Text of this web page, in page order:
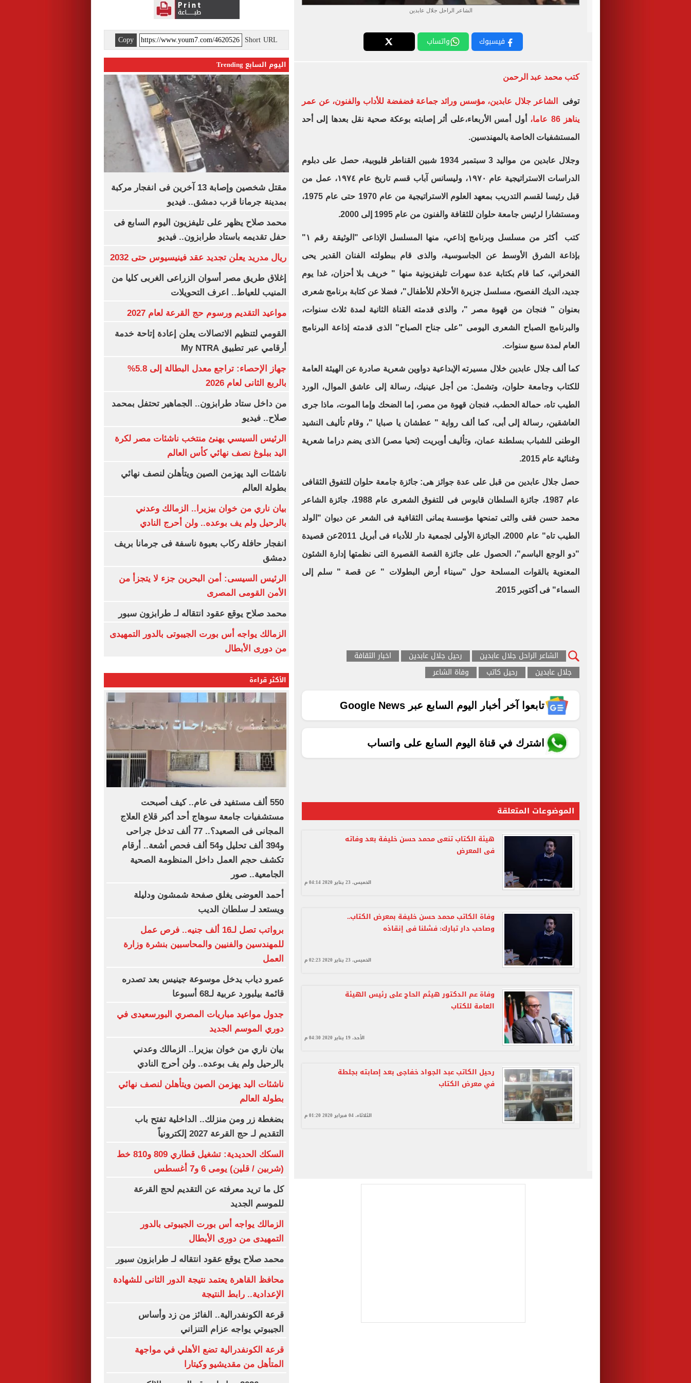
الشاعر الراحل جلال عابدين
فيسبوك واتساب
كتب محمد عبد الرحمن
توفى الشاعر جلال عابدين، مؤسس ورائد جماعة فضفضة للأداب والفنون، عن عمر
يناهز 86 عاما، أول أمس الأربعاء،على أثر إصابته بوعكة صحية نقل بعدها إلى أحد
المستشفيات الخاصة بالمهندسين.
وجلال عابدين من مواليد 3 سبتمبر 1934 شبين القناطر قليوبية، حصل على دبلوم
الدراسات الاستراتيجية عام ١٩٧٠، وليسانس آباب قسم تاريخ عام ١٩٧٤، عمل من
قبل رئيسا لقسم التدريب بمعهد العلوم الاستراتيجية من عام 1970 حتى عام 1975،
ومستشارا لرئيس جامعة حلوان للثقافة والفنون من عام 1995 إلى 2000.
كتب أكثر من مسلسل وبرنامج إذاعي، منها المسلسل الإذاعى "الوثيقة رقم ١"
بإذاعة الشرق الأوسط عن الجاسوسية، والذى قام ببطولته الفنان القدير يحى
الفخراني، كما قام بكتابة عدة سهرات تليفزيونية منها " خريف بلا أحزان، غدا يوم
جديد، الديك الفصيح، مسلسل جزيرة الأحلام للأطفال"، فضلا عن كتابة برنامج شعرى
بعنوان " فنجان من قهوة مصر "، والذى قدمته القناة الثانية لمدة ثلاث سنوات،
والبرنامج الصباح الشعرى اليومى "على جناح الصباح" الذى قدمته إذاعة البرنامج
العام لمدة سبع سنوات.
كما ألف جلال عابدين خلال مسيرته الإبداعية دواوين شعرية صادرة عن الهيئة العامة
للكتاب وجامعة حلوان، وتشمل: من أجل عينيك، رسالة إلى عاشق الموال، الورد
الطيب تاه، حمالة الحطب، فنجان قهوة من مصر، إما الضحك وإما الموت، ماذا جرى
العاشقين، رسالة إلى أبى، كما ألف رواية " عطشان يا صبايا "، وقام تأليف النشيد
الوطنى للشباب بسلطنة عمان، وتأليف أوبريت (تحيا مصر) الذى يضم دراما شعرية
وغنائية عام 2015.
حصل جلال عابدين من قبل على عدة جوائز هى: جائزة جامعة حلوان للتفوق الثقافى
عام 1987، جائزة السلطان قابوس فى للتفوق الشعرى عام 1988، جائزة الشاعر
محمد حسن فقى والتى تمنحها مؤسسة يمانى الثقافية فى الشعر عن ديوان "الولد
الطيب تاه" عام 2000، الجائزة الأولى لجمعية دار للأدباء فى أبريل 2011عن قصيدة
"دو الوجع الباسم"، الحصول على جائزة القصة القصيرة التى نظمتها إدارة الشئون
المعنوية بالقوات المسلحة حول "سيناء أرض البطولات " عن قصة " سلم إلى
السماء" فى أكتوبر 2015.
الشاعر الراحل جلال عابدين رحيل جلال عابدين
اخبار الثقافة
جلال عابدين
رحيل كاتب وفاة الشاعر
تابعوا آخر أخبار اليوم السابع عبر Google News
اشترك في قناة اليوم السابع على واتساب
الموضوعات المتعلقة
هيئة الكتاب تنعى محمد حسن خليفة بعد وفاته
فى المعرض
الخميس، 23 يناير 2020 04:14 م
وفاة الكاتب محمد حسن خليفة بمعرض الكتاب..
وصاحب دار تبارك: فشلنا فى إنقاذه
الخميس، 23 يناير 2020 02:23 م
وفاة عم الدكتور هيثم الحاج على رئيس الهيئة
العامة للكتاب
الأحد، 19 يناير 2020 04:30 م
رحيل الكاتب عبد الجواد خفاجى بعد إصابته بجلطة
في معرض الكتاب
الثلاثاء، 04 فبراير 2020 01:20 م
Short URL
Copy
اليوم السابع Trending
مقتل شخصين وإصابة 13 آخرين فى انفجار مركبة
بمدينة جرمانا قرب دمشق.. فيديو
محمد صلاح يظهر على تليفزيون اليوم السابع فى
حفل تقديمه باستاد طرابزون.. فيديو
ريال مدريد يعلن تجديد عقد فينيسيوس حتى 2032
إغلاق طريق مصر أسوان الزراعى الغربى كليا من
المنيب للعياط.. اعرف التحويلات
مواعيد التقديم ورسوم حج القرعة لعام 2027
القومي لتنظيم الاتصالات يعلن إعادة إتاحة خدمة
أرقامي عبر تطبيق My NTRA
جهاز الإحصاء: تراجع معدل البطالة إلى 5.8%
بالربع الثانى لعام 2026
من داخل ستاد طرابزون.. الجماهير تحتفل بمحمد
صلاح.. فيديو
الرئيس السيسي يهنئ منتخب ناشئات مصر لكرة
اليد ببلوغ نصف نهائي كأس العالم
ناشئات اليد يهزمن الصين ويتأهلن لنصف نهائي
بطولة العالم
بيان ناري من خوان بيزيرا.. الزمالك وعدني
بالرحيل ولم يف بوعده.. ولن أحرج النادي
انفجار حافلة ركاب بعبوة ناسفة فى جرمانا بريف
دمشق
الرئيس السيسى: أمن البحرين جزء لا يتجزأ من
الأمن القومى المصرى
محمد صلاح يوقع عقود انتقاله لـ طرابزون سبور
الزمالك يواجه أس بورت الجيبوتى بالدور التمهيدى
من دورى الأبطال
الأكثر قراءة
550 ألف مستفيد فى عام.. كيف أصبحت
مستشفيات جامعة سوهاج أحد أكبر قلاع العلاج
المجانى فى الصعيد؟.. 77 ألف تدخل جراحى
و394 ألف تحليل و54 ألف فحص أشعة.. أرقام
تكشف حجم العمل داخل المنظومة الصحية
الجامعية.. صور
أحمد العوضى يغلق صفحة شمشون ودليلة
ويستعد لـ سلطان الديب
برواتب تصل لـ16 ألف جنيه.. فرص عمل
للمهندسين والفنيين والمحاسبين بنشرة وزارة
العمل
عمرو دياب يدخل موسوعة جينيس بعد تصدره
قائمة بيلبورد عربية لـ68 أسبوعا
جدول مواعيد مباريات المصري البورسعيدى في
دوري الموسم الجديد
بيان ناري من خوان بيزيرا.. الزمالك وعدني
بالرحيل ولم يف بوعده.. ولن أحرج النادي
ناشئات اليد يهزمن الصين ويتأهلن لنصف نهائي
بطولة العالم
بضغطة زر ومن منزلك.. الداخلية تفتح باب
التقديم لـ حج القرعة 2027 إلكترونياً
السكك الحديدية: تشغيل قطاري 809 و810 خط
(شربين / قلين) يومى 6 و7 أغسطس
كل ما تريد معرفته عن التقديم لحج القرعة
للموسم الجديد
الزمالك يواجه أس بورت الجيبوتى بالدور
التمهيدى من دورى الأبطال
محمد صلاح يوقع عقود انتقاله لـ طرابزون سبور
محافظ القاهرة يعتمد نتيجة الدور الثانى للشهادة
الإعدادية.. رابط النتيجة
قرعة الكونفدرالية.. الفائز من زد وأساس
الجيبوتي يواجه عزام التنزاني
قرعة الكونفدرالية تضع الأهلي في مواجهة
المتأهل من مقديشيو وكيتارا